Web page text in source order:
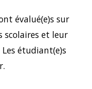
évalué(e)s sur
scolaires et leur
étudiant(e)s